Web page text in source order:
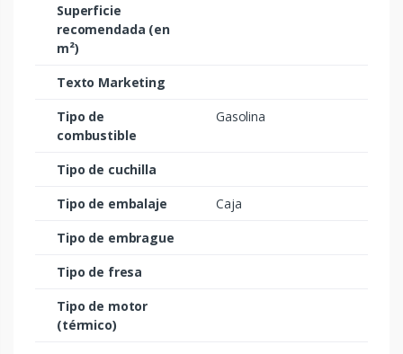
Superficie
recomendada (en
m²)
Texto Marketing
Tipo de
combustible
Gasolina
Tipo de cuchilla
Tipo de embalaje
Caja
Tipo de embrague
Tipo de fresa
Tipo de motor
(térmico)